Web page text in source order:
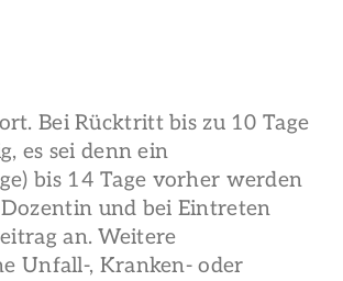
Bei Rücktritt bis zu 10 Tage
es sei denn ein
bis 14 Tage vorher werden
und bei Eintreten
an. Weitere
Unfall-, Kranken- oder